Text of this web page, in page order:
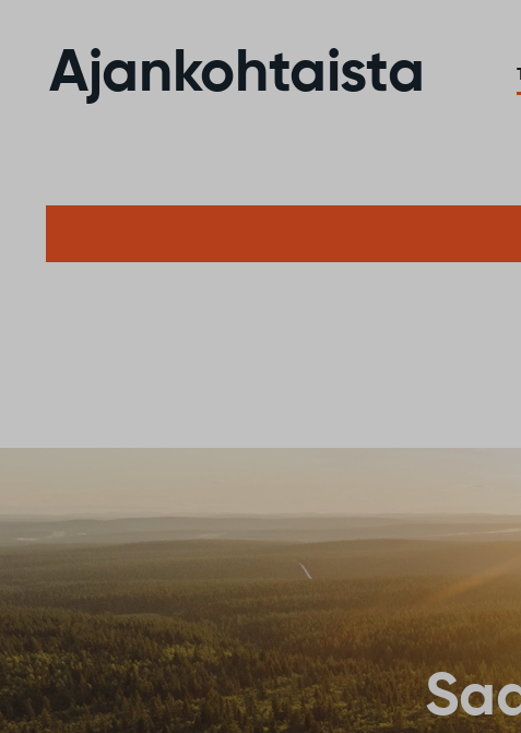
Ajankohtaista
30
July
Miltä